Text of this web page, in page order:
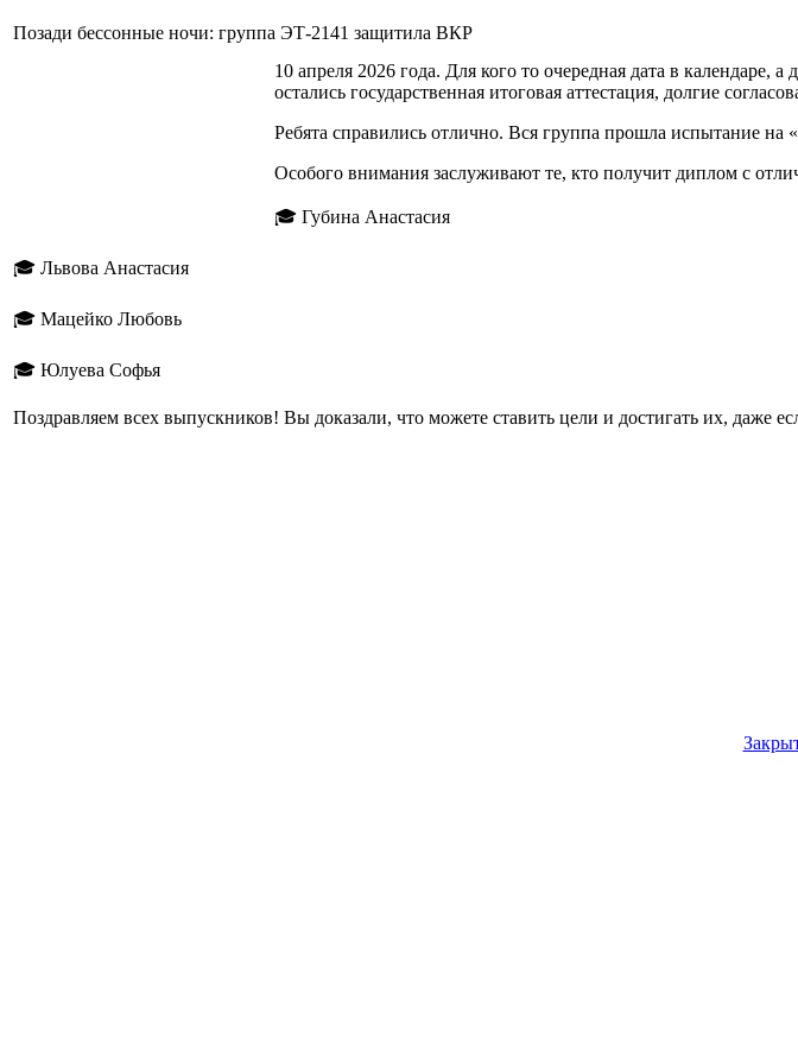
Позади бессонные ночи: группа ЭТ-2141 защитила ВКР
10 апреля 2026 года. Для кого то очередная дата в
остались государственная итоговая аттестация, долгие
Ребята справились отлично. Вся группа прошла испытание на
Особого внимания заслуживают те, кто получит диплом с
🎓 Губина Анастасия
🎓 Львова Анастасия
🎓 Мацейко Любовь
🎓 Юлуева Софья
Поздравляем всех выпускников! Вы доказали, что можете ставить цели и достигать их, даже